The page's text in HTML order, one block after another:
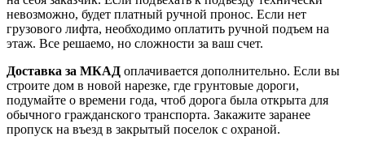
невозможно, будет платный ручной пронос. Если нет
грузового лифта, необходимо оплатить ручной подъем на
этаж. Все решаемо, но сложности за ваш счет.
Доставка за МКАД оплачивается дополнительно. Если вы
строите дом в новой нарезке, где грунтовые дороги,
подумайте о времени года, чтоб дорога была открыта для
обычного гражданского транспорта. Закажите заранее
пропуск на въезд в закрытый поселок с охраной.